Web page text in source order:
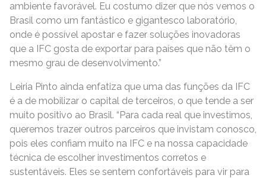
ambiente favorável. Eu costumo dizer que nós vemos o
Brasil como um fantástico e gigantesco laboratório,
onde é possível apostar e fazer soluções inovadoras
que a IFC gosta de exportar para países que não têm o
mesmo grau de desenvolvimento.”
Leiria Pinto ainda enfatiza que uma das funções da IFC
é a de mobilizar o capital de terceiros, o que tende a ser
muito positivo ao Brasil. “Para cada real que investimos,
queremos trazer outros parceiros que invistam conosco,
pois eles confiam muito na IFC e na nossa capacidade
técnica de escolher investimentos corretos e
sustentáveis. Eles se sentem confortáveis para vir para